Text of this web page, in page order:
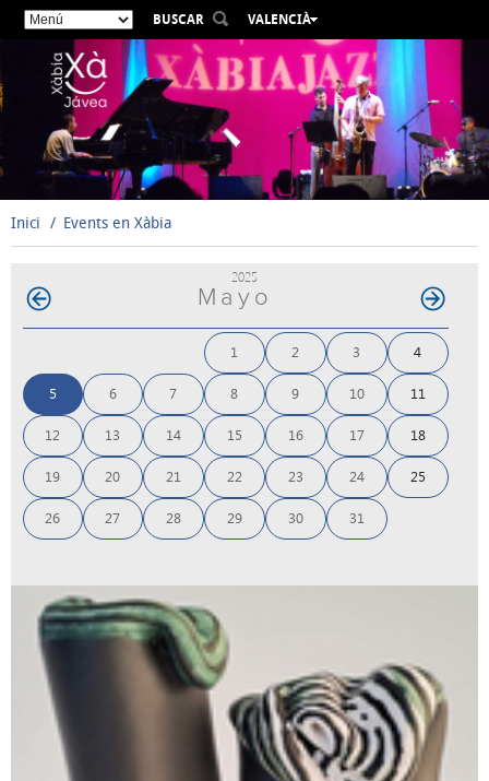
BUSCAR
VALENCIÀ
ESPAÑOL
ENGLISH
DEUTSCH
РУССКИЙ
Inici Events en Xàbia
2025
Mayo
1 2 3 4
5 6 7 8 9 10 11
12 13 14 15 16 17 18
19 20 21 22 23 24 25
26 27 28 29 30 31